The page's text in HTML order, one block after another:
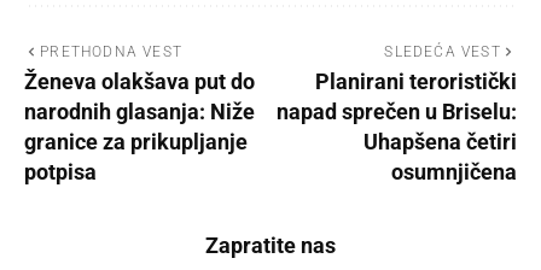
PRETHODNA VEST
Ženeva olakšava put do
narodnih glasanja: Niže
granice za prikupljanje
potpisa
SLEDEĆA VEST
Planirani teroristički
napad sprečen u Briselu:
Uhapšena četiri
osumnjičena
Zapratite nas